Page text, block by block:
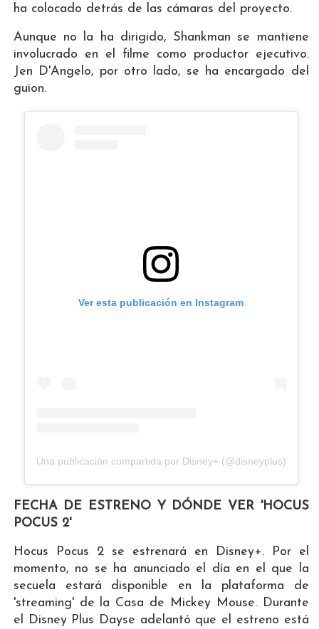
ha colocado detrás de las cámaras del proyecto.
Aunque no la ha dirigido, Shankman se mantiene
involucrado en el filme como productor ejecutivo.
Jen D'Angelo, por otro lado, se ha encargado del
guion.
Ver esta publicación en Instagram
Una publicación compartida por Disney+ (@disneyplus)
FECHA DE ESTRENO Y DÓNDE VER 'HOCUS
POCUS 2'
Hocus Pocus 2 se estrenará en Disney+. Por el
momento, no se ha anunciado el día en el que la
secuela estará disponible en la plataforma de
'streaming' de la Casa de Mickey Mouse. Durante
el Disney Plus Dayse adelantó que el estreno está